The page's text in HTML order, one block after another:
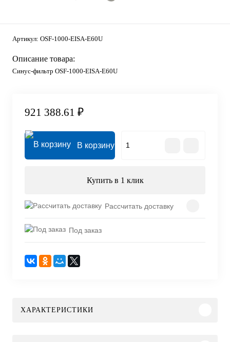
Артикул: OSF-1000-EISA-E60U
Описание товара:
Синус-фильтр OSF-1000-EISA-E60U
921 388.61 ₽
В корзину
Купить в 1 клик
Рассчитать доставку
Под заказ
ХАРАКТЕРИСТИКИ